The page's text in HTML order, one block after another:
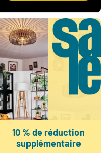
10 % de réduction
supplémentaire